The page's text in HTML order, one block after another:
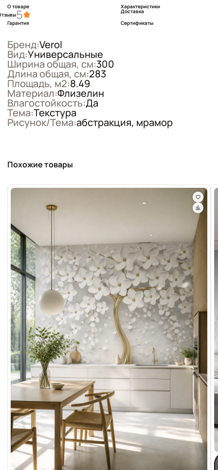
О товаре
Характеристики
5
Доставка
Гарантия
Сертификаты
Бренд:Verol
Вид:Универсальные
Ширина общая, см:300
Длина общая, см:283
Площадь, м2:8.49
Материал:Флизелин
Влагостойкость:Да
Тема:Текстура
Рисунок/Тема:абстракция, мрамор
Похожие товары